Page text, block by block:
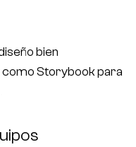
bien
Storybook para